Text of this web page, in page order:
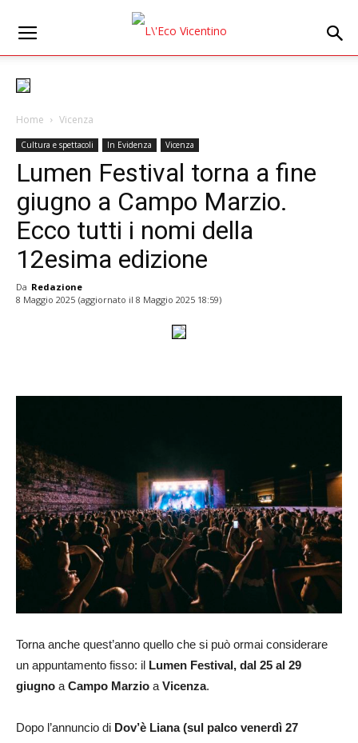
Home Vicenza
Cultura e spettacoli In Evidenza Vicenza
Lumen Festival torna a fine
giugno a Campo Marzio.
Ecco tutti i nomi della
12esima edizione
Da Redazione
8 Maggio 2025 (aggiornato il 8 Maggio 2025 18:59)
Torna anche quest’anno quello che si può ormai considerare
un appuntamento fisso: il Lumen Festival, dal 25 al 29
giugno a Campo Marzio a Vicenza.
Dopo l’annuncio di Dov’è Liana (sul palco venerdì 27